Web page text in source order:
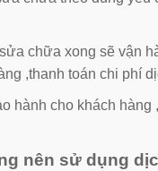
chữa xong sẽ vận
,thanh toán chi phí
hành cho khách
nên sử dụng